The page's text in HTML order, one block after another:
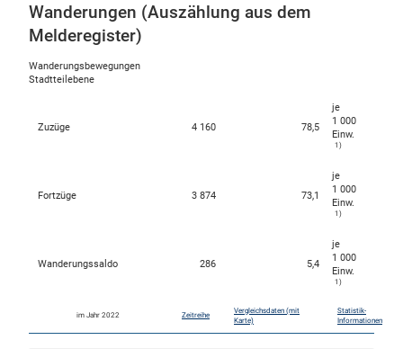
Wanderungen (Auszählung aus dem
Melderegister)
Wanderungsbewegungen
Stadtteilebene
Zuzüge 4 160 78,5
je
1 000
Einw.
1)
Fortzüge 3 874 73,1
je
1 000
Einw.
1)
Wanderungssaldo 286 5,4
je
1 000
Einw.
1)
im Jahr 2022 Zeitreihe
Vergleichsdaten (mit
Karte)
Statistik-
Informationen